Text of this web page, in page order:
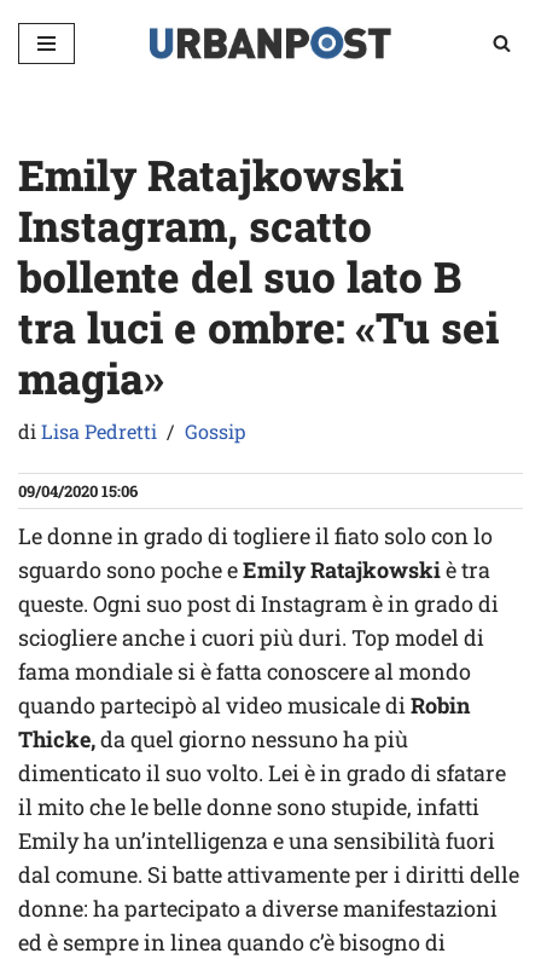
Vai
Emily Ratajkowski
Instagram, scatto
bollente del suo lato B
tra luci e ombre: «Tu sei
magia»
diLisa Pedretti Gossip
09/04/2020 15:06
Le donne in grado di togliere il fiato solo con lo
sguardo sono poche eEmily Ratajkowskiè tra
queste. Ogni suo post di Instagram è in grado di
sciogliere anche i cuori più duri. Top model di
fama mondiale si è fatta conoscere al mondo
quando partecipò al video musicale diRobin
Thicke,da quel giorno nessuno ha più
dimenticato il suo volto. Lei è in grado di sfatare
il mito che le belle donne sono stupide, infatti
Emily ha un’intelligenza e una sensibilità fuori
dal comune. Si batte attivamente per i diritti delle
donne: ha partecipato a diverse manifestazioni
ed è sempre in linea quando c’è bisogno di